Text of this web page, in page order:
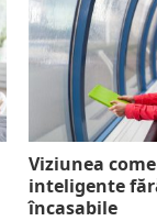
Viziunea
inteligente
încasabile